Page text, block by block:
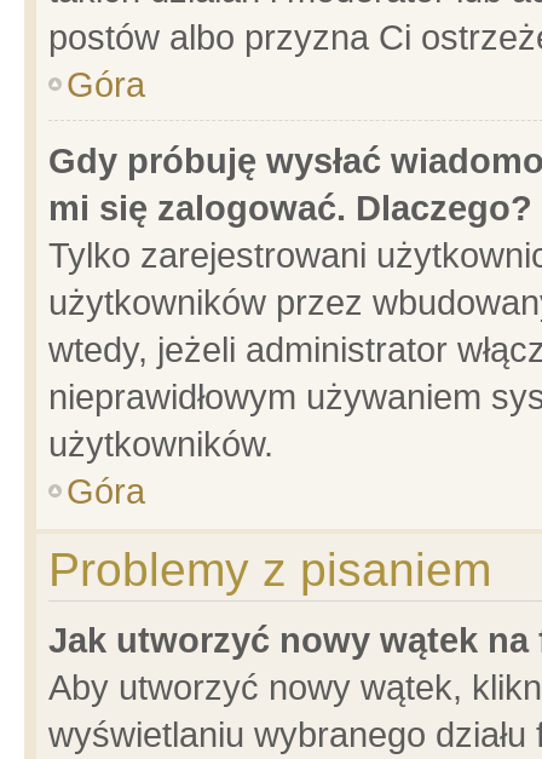
postów albo przyzna Ci
Góra
Gdy próbuję wysłać
mi się zalogować. Dlaczego?
Tylko zarejestrowani
użytkowników przez
wtedy, jeżeli administrator
nieprawidłowym używaniem
użytkowników.
Góra
Problemy z pisaniem
Jak utworzyć nowy wątek na
Aby utworzyć nowy wątek,
wyświetlaniu wybranego